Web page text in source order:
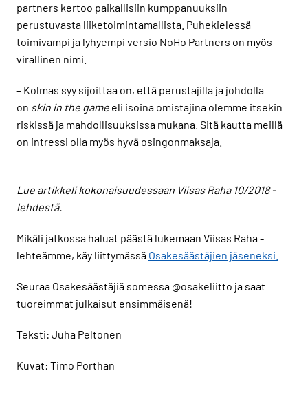
partners kertoo paikallisiin kumppanuuksiin
perustuvasta liiketoimintamallista. Puhekielessä
toimivampi ja lyhyempi versio NoHo Partners on myös
virallinen nimi.
– Kolmas syy sijoittaa on, että perustajilla ja johdolla
on skin in the game eli isoina omistajina olemme itsekin
riskissä ja mahdollisuuksissa mukana. Sitä kautta meillä
on intressi olla myös hyvä osingonmaksaja.
Lue artikkeli kokonaisuudessaan Viisas Raha 10/2018 -
lehdestä.
Mikäli jatkossa haluat päästä lukemaan Viisas Raha -
lehteämme, käy liittymässä Osakesäästäjien jäseneksi.
Seuraa Osakesäästäjiä somessa @osakeliitto ja saat
tuoreimmat julkaisut ensimmäisenä!
Teksti: Juha Peltonen
Kuvat: Timo Porthan